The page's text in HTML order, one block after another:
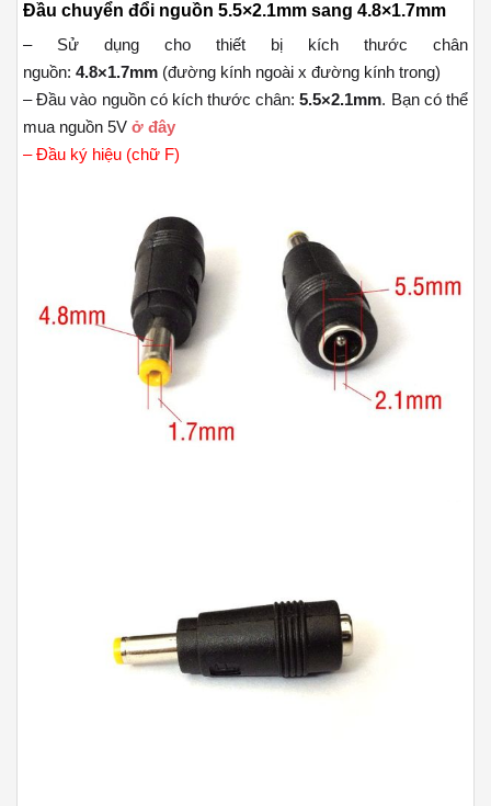
Đầu chuyển đổi nguồn 5.5×2.1mm sang 4.8×1.7mm
– Sử dụng cho thiết bị kích thước chân
nguồn: 4.8×1.7mm (đường kính ngoài x đường kính trong)
– Đầu vào nguồn có kích thước chân:5.5×2.1mm. Bạn có thể
mua nguồn 5V ở đây
– Đầu ký hiệu (chữ F)